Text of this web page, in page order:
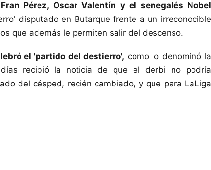
Pérez, Oscar Valentín y el senegalés Nobel
disputado en Butarque frente a un irreconocible
que además le permiten salir del descenso.
el 'partido del destierro', como lo denominó la
recibió la noticia de que el derbi no podría
del césped, recién cambiado, y que para LaLiga